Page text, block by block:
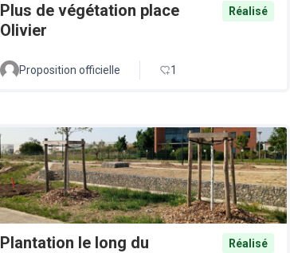
Plus de végétation place
Olivier
Réalisé
Proposition officielle 1
Plantation le long du
Réalisé